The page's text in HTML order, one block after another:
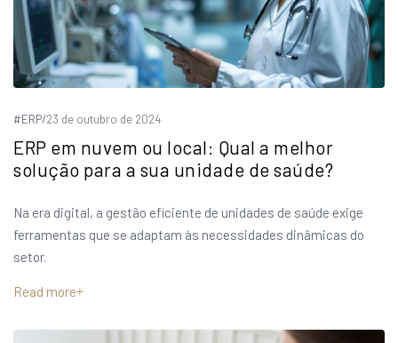
#ERP/23 de outubro de 2024
ERP em nuvem ou local: Qual a melhor
solução para a sua unidade de saúde?
Na era digital, a gestão eficiente de unidades de saúde exige
ferramentas que se adaptam às necessidades dinâmicas do
setor.
Read more